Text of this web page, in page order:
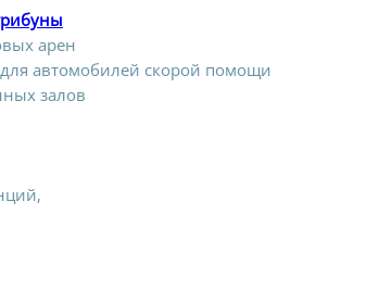
арен
автомобилей скорой помощи
залов